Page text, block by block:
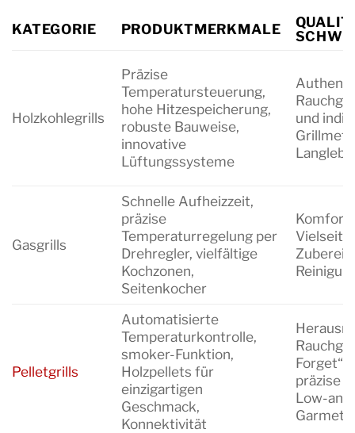
KATEGORIE PRODUKTMERKMALE
Holzkohlegrills
Präzise
Temperatursteuerung,
hohe Hitzespeicherung,
robuste Bauweise,
innovative
Lüftungssysteme
und
Gasgrills
Schnelle Aufheizzeit,
präzise
Temperaturregelung per
Drehregler, vielfältige
Kochzonen,
Seitenkocher
Komfort
Pelletgrills
Automatisierte
Temperaturkontrolle,
smoker-Funktion,
Holzpellets für
einzigartigen
Geschmack,
Konnektivität
Forget“-
präzise
Low-